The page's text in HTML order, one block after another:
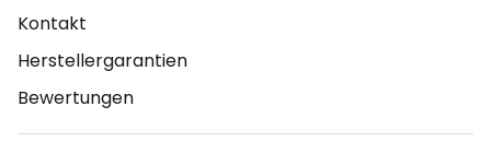
Kontakt
Herstellergarantien
Bewertungen